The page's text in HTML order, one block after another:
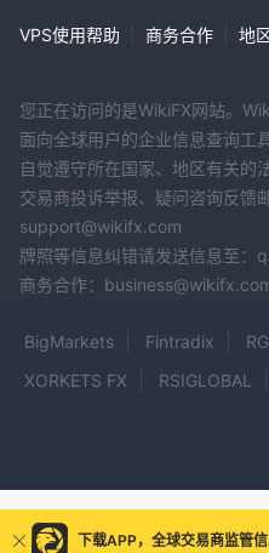
VPS使用帮助 商务合作 地
您正在访问的是WikiFX网站。
面向全球用户的企业信息查询工
自觉遵守所在国家、地区有关的
交易商投诉举报、疑问咨询反馈
support@wikifx.com
牌照等信息纠错请发送信息至：
商务合作：
BigMarkets Fintradix
XORKETS FX
RSIGLOBAL
IMS Markets
Simplex
Bixo Trade
Investagrico
下载APP，全球交易商监管